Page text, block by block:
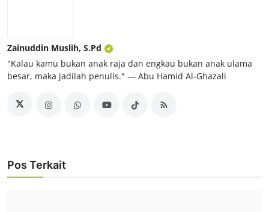
Zainuddin Muslih, S.Pd
"Kalau kamu bukan anak raja dan engkau bukan anak ulama
besar, maka jadilah penulis." ― Abu Hamid Al-Ghazali
Pos Terkait